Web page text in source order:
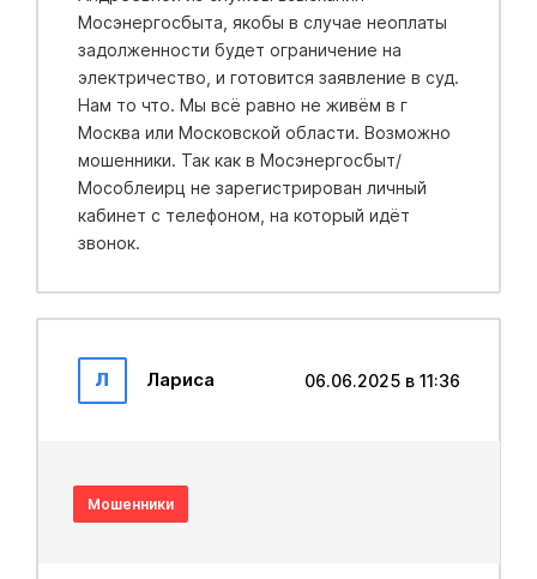
Мосэнергосбыта, якобы в случае неоплаты
задолженности будет ограничение на
электричество, и готовится заявление в суд.
Нам то что. Мы всё равно не живём в г
Москва или Московской области. Возможно
мошенники. Так как в Мосэнергосбыт/
Мособлеирц не зарегистрирован личный
кабинет с телефоном, на который идёт
звонок.
Л Лариса 06.06.2025 в 11:36
Мошенники